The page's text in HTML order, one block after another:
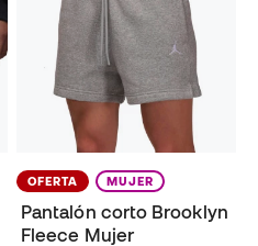
OFERTA MUJER
Pantalón corto Brooklyn
Fleece Mujer